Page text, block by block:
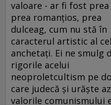
valoare - ar fi fost
prea romanţios, prea
dulceag, cum nu stă în
caracterul artistic al
anchetaţi. Ei ne smulg
rigorile acelui
neoproletcultism pe
care judecă şi urăşte
valorile comunismului